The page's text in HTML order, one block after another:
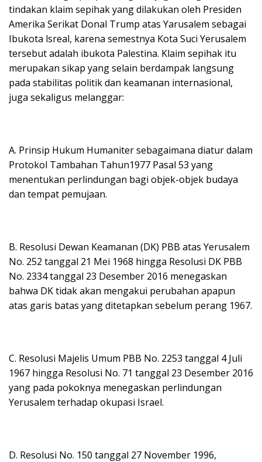
tindakan klaim sepihak yang dilakukan oleh Presiden
Amerika Serikat Donal Trump atas Yarusalem sebagai
Ibukota lsreal, karena semestnya Kota Suci Yerusalem
tersebut adalah ibukota Palestina. Klaim sepihak itu
merupakan sikap yang selain berdampak langsung
pada stabilitas politik dan keamanan internasional,
juga sekaligus melanggar:
A. Prinsip Hukum Humaniter sebagaimana diatur dalam
Protokol Tambahan Tahun1977 Pasal 53 yang
menentukan perlindungan bagi objek-objek budaya
dan tempat pemujaan.
B. Resolusi Dewan Keamanan (DK) PBB atas Yerusalem
No. 252 tanggal 21 Mei 1968 hingga Resolusi DK PBB
No. 2334 tanggal 23 Desember 2016 menegaskan
bahwa DK tidak akan mengakui perubahan apapun
atas garis batas yang ditetapkan sebelum perang 1967.
C. Resolusi Majelis Umum PBB No. 2253 tanggal 4 Juli
1967 hingga Resolusi No. 71 tanggal 23 Desember 2016
yang pada pokoknya menegaskan perlindungan
Yerusalem terhadap okupasi Israel.
D. Resolusi No. 150 tanggal 27 November 1996,